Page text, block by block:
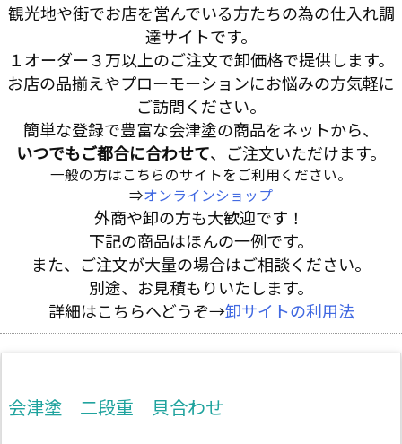
観光地や街でお店を営んでいる方たちの為の仕入れ調
達サイトです。
１オーダー３万以上のご注文で卸価格で提供します。
お店の品揃えやプローモーションにお悩みの方気軽に
ご訪問ください。
簡単な登録で豊富な会津塗の商品をネットから、
いつでもご都合に合わせて、ご注文いただけます。
一般の方はこちらのサイトをご利用ください。
⇒オンラインショップ
外商や卸の方も大歓迎です！
下記の商品はほんの一例です。
また、ご注文が大量の場合はご相談ください。
別途、お見積もりいたします。
詳細はこちらへどうぞ→卸サイトの利用法
会津塗 二段重 貝合わせ